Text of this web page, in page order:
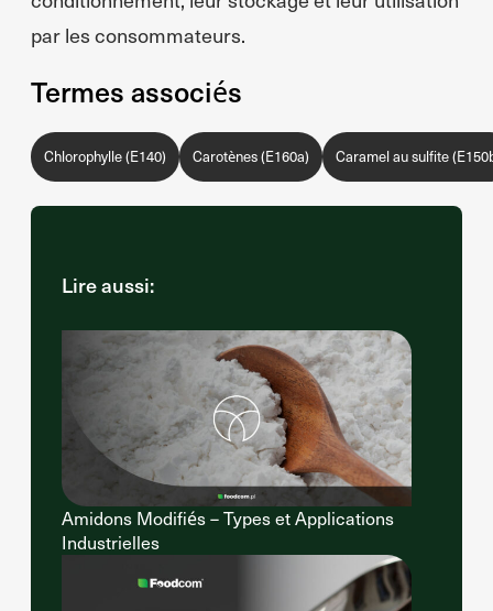
par les consommateurs.
Termes associés
Chlorophylle (E140) Carotènes (E160a) Caramel au sulfite
Lire aussi:
Amidons Modifiés – Types et Applications
Industrielles